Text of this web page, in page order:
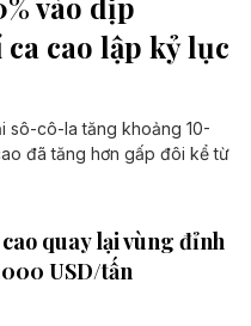
cao lập kỷ lục
sô-cô-la tăng khoảng 10-
đã tăng hơn gấp đôi kể từ
cao quay lại vùng đỉnh
USD/tấn